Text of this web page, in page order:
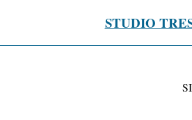
STUDIO